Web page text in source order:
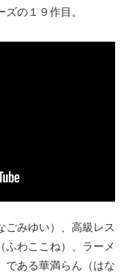
の１９作目。
ごみゆい）、高級レス
ふわここね）、ラーメ
である華満らん（はな